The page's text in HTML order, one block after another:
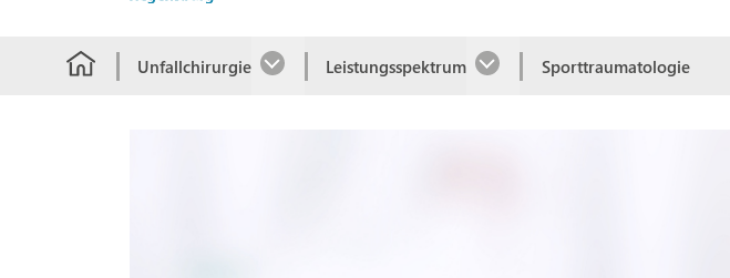
Unfallchirurgie Leistungsspektrum Sporttraumatologie